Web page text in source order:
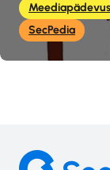
Meediapädevus
SecPedia